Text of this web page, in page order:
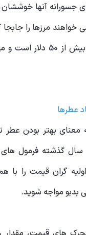
جسورانه آنها
خواهند مرزها را
قیمت آنها معمولاً بیش
عطرها
معنای بهتر بودن عطر
گذشته فرمول های
گران قیمت را با
بدبو مواجه شوید.